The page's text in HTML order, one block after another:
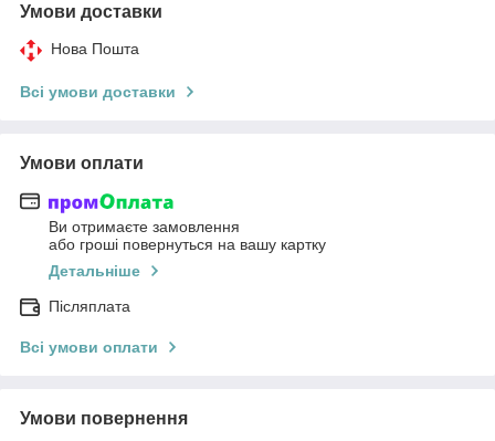
Умови доставки
Нова Пошта
Всі умови доставки
Умови оплати
Ви отримаєте замовлення
або гроші повернуться на вашу картку
Детальніше
Післяплата
Всі умови оплати
Умови повернення